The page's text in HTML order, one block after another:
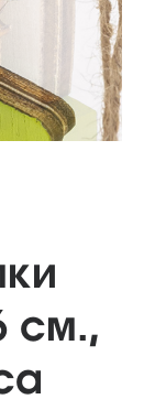
см.,